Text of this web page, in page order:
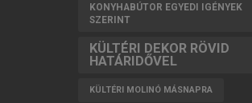
KONYHABÚTOR EGYEDI IGÉNYEK
SZERINT
KÜLTÉRI DEKOR RÖVID
HATÁRIDŐVEL
KÜLTÉRI MOLINÓ MÁSNAPRA